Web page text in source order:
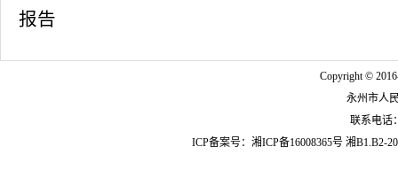
报告
Copyright ©
永州市人
联系电话
ICP备案号： 湘ICP备16008365号 湘B1.B2-